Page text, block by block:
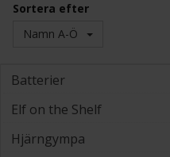
Sortera efter
Namn A-Ö
Batterier
Elf on the Shelf
Hjärngympa